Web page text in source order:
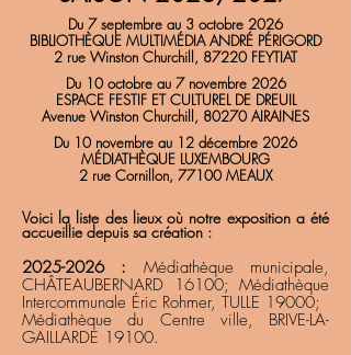
Du 7 septembre au 3 octobre 2026
BIBLIOTHÈQUE MULTIMÉDIA ANDRÉ PÉRIGORD
2 rue Winston Churchill, 87220 FEYTIAT​
Du 10 octobre au 7 novembre 2026
ESPACE FESTIF ET CULTUREL DE DREUIL
Avenue Winston Churchill, 80270 AIRAINES
Du 10 novembre au 12 décembre 2026
MÉDIATHÈQUE LUXEMBOURG
2 rue Cornillon, 77100 MEAUX
Voici la liste des lieux où notre exposition a été
accueillie depuis sa création :
2025-2026: Médiathèque municipale,
CHÂTEAUBERNARD 16100; Médiathèque
Intercommunale Éric Rohmer, TULLE 19000;
Médiathèque du Centre ville, BRIVE-LA-
GAILLARDE 19100.